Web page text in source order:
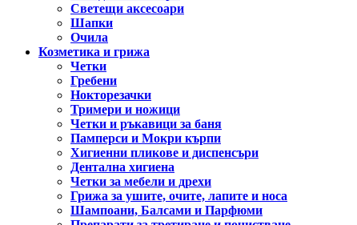
Светещи аксесоари
Шапки
Очила
Козметика и грижа
Четки
Гребени
Нокторезачки
Тримери и ножици
Четки и ръкавици за баня
Памперси и Мокри кърпи
Хигиенни пликове и диспенсъри
Дентална хигиена
Четки за мебели и дрехи
Грижа за ушите, очите, лапите и носа
Шампоани, Балсами и Парфюми